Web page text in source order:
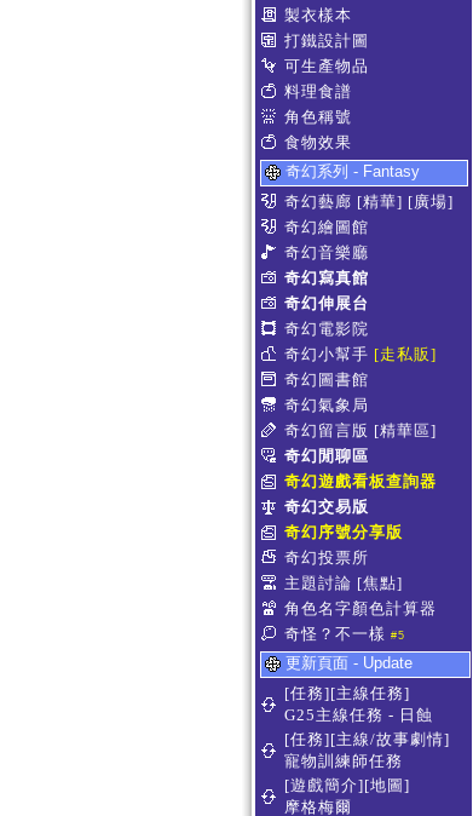
製衣樣本
打鐵設計圖
可生產物品
料理食譜
角色稱號
食物效果
奇幻系列 - Fantasy
奇幻藝廊 [精華] [廣場]
奇幻繪圖館
奇幻音樂廳
奇幻寫真館
奇幻伸展台
奇幻電影院
奇幻小幫手 [走私販]
奇幻圖書館
奇幻氣象局
奇幻留言版 [精華區]
奇幻閒聊區
奇幻遊戲看板查詢器
奇幻交易版
奇幻序號分享版
奇幻投票所
主題討論 [焦點]
角色名字顏色計算器
奇怪？不一樣 #5
更新頁面 - Update
[任務][主線任務]
G25主線任務 - 日蝕
[任務][主線/故事劇情]
寵物訓練師任務
[遊戲簡介][地圖]
摩格梅爾